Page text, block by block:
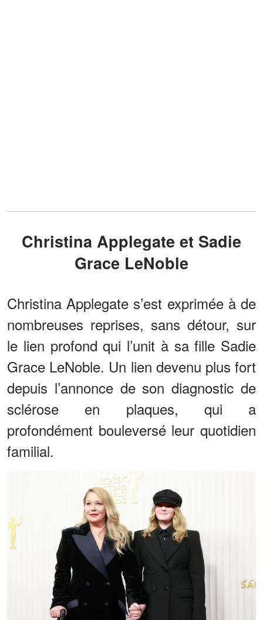
Christina Applegate et Sadie
Grace LeNoble
Christina Applegate s’est exprimée à de
nombreuses reprises, sans détour, sur
le lien profond qui l’unit à sa fille Sadie
Grace LeNoble. Un lien devenu plus fort
depuis l’annonce de son diagnostic de
sclérose en plaques, qui a
profondément bouleversé leur quotidien
familial.